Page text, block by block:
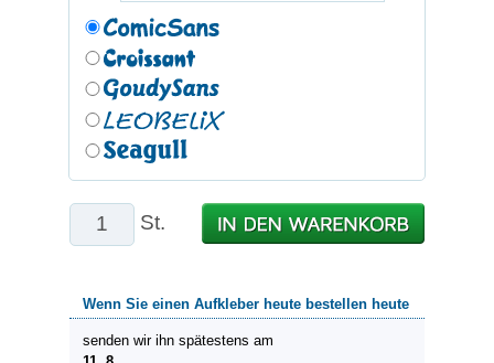
St.
Wenn Sie einen Aufkleber heute bestellen heute
senden wir ihn spätestens am